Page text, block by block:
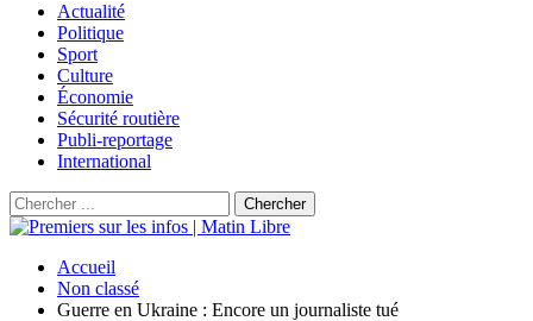
Actualité
Politique
Sport
Culture
Économie
Sécurité routière
Publi-reportage
International
Accueil
Non classé
Guerre en Ukraine : Encore un journaliste tué